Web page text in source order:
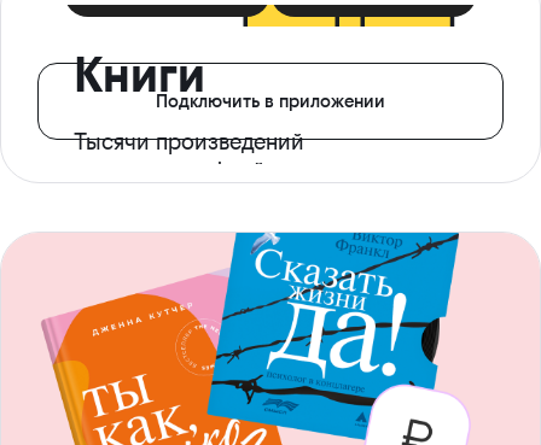
Книги
Тысячи произведений
с доступом офлайн
Подключить в приложении